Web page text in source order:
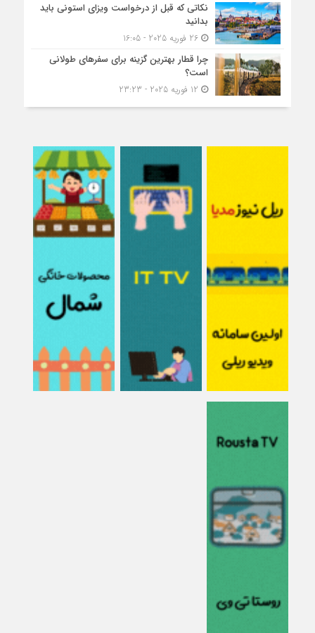
نکاتی که قبل از درخواست ویزای استونی باید
بدانید
26 فوریه 2025 - 16:05
چرا قطار بهترین گزینه برای سفرهای طولانی
است؟